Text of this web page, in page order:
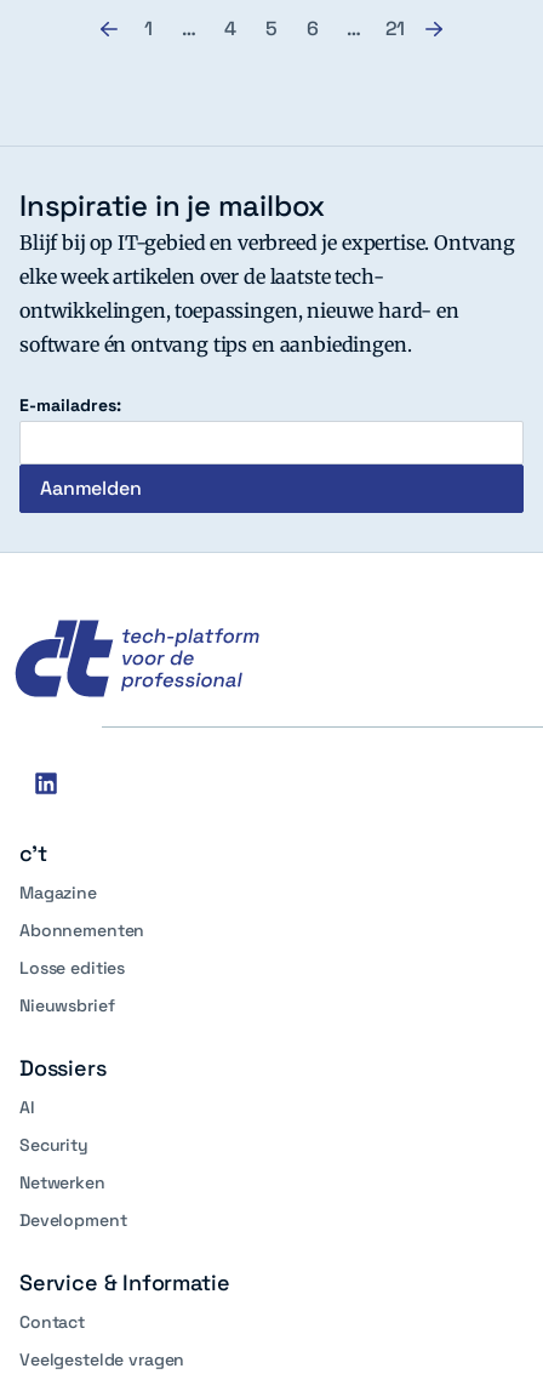
1 … 4 5 6 … 21
Inspiratie in je mailbox
Blijf bij op IT-gebied en verbreed je expertise. Ontvang
elke week artikelen over de laatste tech-
ontwikkelingen, toepassingen, nieuwe hard- en
software én ontvang tips en aanbiedingen.
E-mailadres:
Social
linkedin
c't
Magazine
Abonnementen
Losse edities
Nieuwsbrief
Dossiers
AI
Security
Netwerken
Development
Service & Informatie
Contact
Veelgestelde vragen